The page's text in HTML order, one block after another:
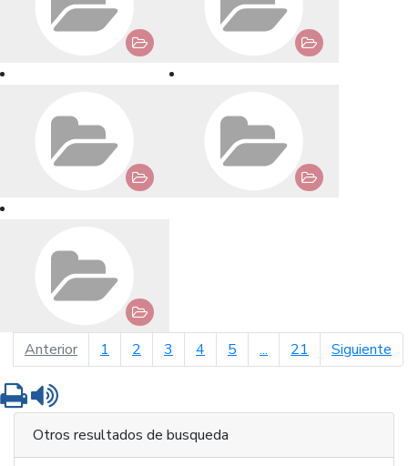
Anteriorpágina anterior
1 2 3 4 5 ... 21 Siguiente
Imprimir
Otros resultados de busqueda